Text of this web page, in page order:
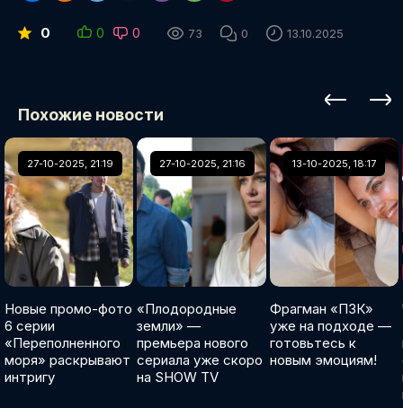
0 0 0 73 0 13.10.2025
Похожие новости
Новые промо-фото
6 серии
«Переполненного
моря» раскрывают
интригу
27-10-2025, 21:19
«Плодородные
земли» —
премьера нового
сериала уже скоро
на SHOW TV
27-10-2025, 21:16
Фрагман «ПЗК»
уже на подходе —
готовьтесь к
новым эмоциям!
13-10-2025, 18:17